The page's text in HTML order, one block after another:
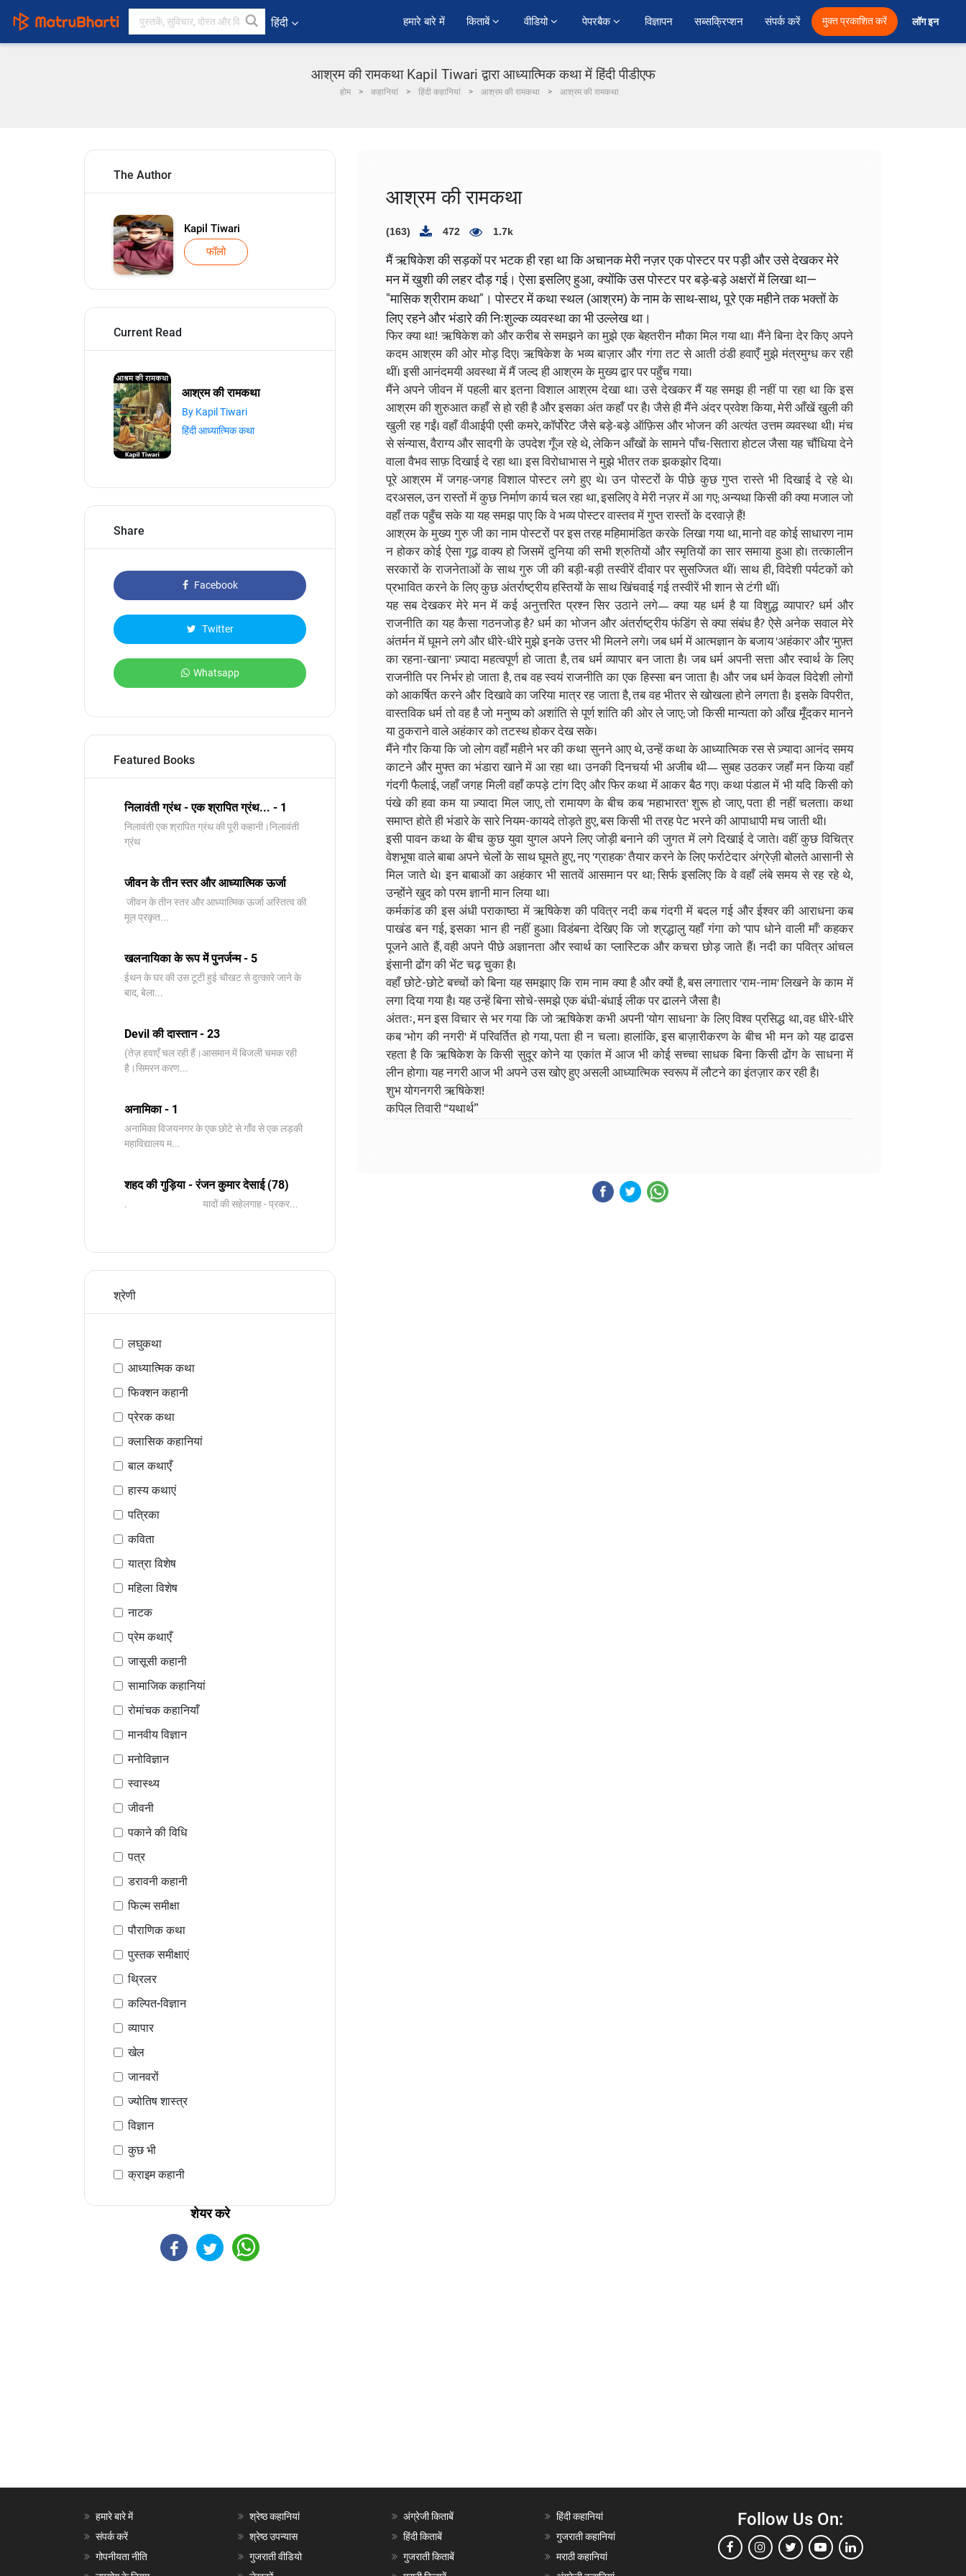
हिंदी हमारे बारे में किताबें वीडियो पेपरबैक विज्ञापन सब्सक्रिप्शन संपर्क करें मुक्त प्रकाशित करें लॉग इन
आश्रम की रामकथा Kapil Tiwari द्वारा आध्यात्मिक कथा में हिंदी पीडीएफ
होम कहानियां हिंदी कहानियां आश्रम की रामकथा आश्रम की रामकथा
The Author
Kapil Tiwari
फॉलो
Current Read
आश्रम की रामकथा
By Kapil Tiwari
हिंदी आध्यात्मिक कथा
Share
Facebook
Twitter
Whatsapp
Featured Books
निलावंती ग्रंथ - एक श्रापित ग्रंथ... - 1
निलावंती एक श्रापित ग्रंथ की पूरी कहानी।निलावंती
ग्रंथ
जीवन के तीन स्तर और आध्यात्मिक ऊर्जा
जीवन के तीन स्तर और आध्यात्मिक ऊर्जा अस्तित्व की
मूल प्रकृत...
खलनायिका के रूप में पुनर्जन्म - 5
ईथन के घर की उस टूटी हुई चौखट से दुत्कारे जाने के
बाद, बेला...
Devil की दास्तान - 23
(तेज़ हवाएँ चल रही हैं।आसमान में बिजली चमक रही
है।सिमरन करण...
अनामिका - 1
अनामिका विजयनगर के एक छोटे से गाँव से एक लड़की
महाविद्यालय म...
शहद की गुड़िया - रंजन कुमार देसाई (78)
. यादों की सहेलगाह - प्रकर...
श्रेणी
लघुकथा
आध्यात्मिक कथा
फिक्शन कहानी
प्रेरक कथा
क्लासिक कहानियां
बाल कथाएँ
हास्य कथाएं
पत्रिका
कविता
यात्रा विशेष
महिला विशेष
नाटक
प्रेम कथाएँ
जासूसी कहानी
सामाजिक कहानियां
रोमांचक कहानियाँ
मानवीय विज्ञान
मनोविज्ञान
स्वास्थ्य
जीवनी
पकाने की विधि
पत्र
डरावनी कहानी
फिल्म समीक्षा
पौराणिक कथा
पुस्तक समीक्षाएं
थ्रिलर
कल्पित-विज्ञान
व्यापार
खेल
जानवरों
ज्योतिष शास्त्र
विज्ञान
कुछ भी
क्राइम कहानी
शेयर करे
आश्रम की रामकथा
(163) 472 1.7k
मैं ऋषिकेश की सड़कों पर भटक ही रहा था कि अचानक मेरी नज़र एक पोस्टर पर पड़ी और उसे देखकर मेरे
मन में खुशी की लहर दौड़ गई। ऐसा इसलिए हुआ, क्योंकि उस पोस्टर पर बड़े-बड़े अक्षरों में लिखा था—
"मासिक श्रीराम कथा"। पोस्टर में कथा स्थल (आश्रम) के नाम के साथ-साथ, पूरे एक महीने तक भक्तों के
लिए रहने और भंडारे की निःशुल्क व्यवस्था का भी उल्लेख था।
फिर क्या था! ऋषिकेश को और करीब से समझने का मुझे एक बेहतरीन मौका मिल गया था। मैंने बिना देर किए अपने
कदम आश्रम की ओर मोड़ दिए। ऋषिकेश के भव्य बाज़ार और गंगा तट से आती ठंडी हवाएँ मुझे मंत्रमुग्ध कर रही
थीं। इसी आनंदमयी अवस्था में मैं जल्द ही आश्रम के मुख्य द्वार पर पहुँच गया।
मैंने अपने जीवन में पहली बार इतना विशाल आश्रम देखा था। उसे देखकर मैं यह समझ ही नहीं पा रहा था कि इस
आश्रम की शुरुआत कहाँ से हो रही है और इसका अंत कहाँ पर है। जैसे ही मैंने अंदर प्रवेश किया, मेरी आँखें खुली की
खुली रह गईं। वहाँ वीआईपी एसी कमरे, कॉर्पोरेट जैसे बड़े-बड़े ऑफ़िस और भोजन की अत्यंत उत्तम व्यवस्था थी। मंच
से संन्यास, वैराग्य और सादगी के उपदेश गूँज रहे थे, लेकिन आँखों के सामने पाँच-सितारा होटल जैसा यह चौंधिया देने
वाला वैभव साफ़ दिखाई दे रहा था। इस विरोधाभास ने मुझे भीतर तक झकझोर दिया।
पूरे आश्रम में जगह-जगह विशाल पोस्टर लगे हुए थे। उन पोस्टरों के पीछे कुछ गुप्त रास्ते भी दिखाई दे रहे थे।
दरअसल, उन रास्तों में कुछ निर्माण कार्य चल रहा था, इसलिए वे मेरी नज़र में आ गए; अन्यथा किसी की क्या मजाल जो
वहाँ तक पहुँच सके या यह समझ पाए कि वे भव्य पोस्टर वास्तव में गुप्त रास्तों के दरवाज़े हैं!
आश्रम के मुख्य गुरु जी का नाम पोस्टरों पर इस तरह महिमामंडित करके लिखा गया था, मानो वह कोई साधारण नाम
न होकर कोई ऐसा गूढ़ वाक्य हो जिसमें दुनिया की सभी श्रुतियों और स्मृतियों का सार समाया हुआ हो। तत्कालीन
सरकारों के राजनेताओं के साथ गुरु जी की बड़ी-बड़ी तस्वीरें दीवार पर सुसज्जित थीं। साथ ही, विदेशी पर्यटकों को
प्रभावित करने के लिए कुछ अंतर्राष्ट्रीय हस्तियों के साथ खिंचवाई गई तस्वीरें भी शान से टंगी थीं।
यह सब देखकर मेरे मन में कई अनुत्तरित प्रश्न सिर उठाने लगे— क्या यह धर्म है या विशुद्ध व्यापार? धर्म और
राजनीति का यह कैसा गठनजोड़ है? धर्म का भोजन और अंतर्राष्ट्रीय फंडिंग से क्या संबंध है? ऐसे अनेक सवाल मेरे
अंतर्मन में घूमने लगे और धीरे-धीरे मुझे इनके उत्तर भी मिलने लगे। जब धर्म में आत्मज्ञान के बजाय 'अहंकार' और 'मुफ़्त
का रहना-खाना' ज़्यादा महत्वपूर्ण हो जाता है, तब धर्म व्यापार बन जाता है। जब धर्म अपनी सत्ता और स्वार्थ के लिए
राजनीति पर निर्भर हो जाता है, तब वह स्वयं राजनीति का एक हिस्सा बन जाता है। और जब धर्म केवल विदेशी लोगों
को आकर्षित करने और दिखावे का जरिया मात्र रह जाता है, तब वह भीतर से खोखला होने लगता है। इसके विपरीत,
वास्तविक धर्म तो वह है जो मनुष्य को अशांति से पूर्ण शांति की ओर ले जाए; जो किसी मान्यता को आँख मूँदकर मानने
या ठुकराने वाले अहंकार को तटस्थ होकर देख सके।
मैंने गौर किया कि जो लोग वहाँ महीने भर की कथा सुनने आए थे, उन्हें कथा के आध्यात्मिक रस से ज़्यादा आनंद समय
काटने और मुफ्त का भंडारा खाने में आ रहा था। उनकी दिनचर्या भी अजीब थी— सुबह उठकर जहाँ मन किया वहाँ
गंदगी फैलाई, जहाँ जगह मिली वहाँ कपड़े टांग दिए और फिर कथा में आकर बैठ गए। कथा पंडाल में भी यदि किसी को
पंखे की हवा कम या ज़्यादा मिल जाए, तो रामायण के बीच कब 'महाभारत' शुरू हो जाए, पता ही नहीं चलता। कथा
समाप्त होते ही भंडारे के सारे नियम-कायदे तोड़ते हुए, बस किसी भी तरह पेट भरने की आपाधापी मच जाती थी।
इसी पावन कथा के बीच कुछ युवा युगल अपने लिए जोड़ी बनाने की जुगत में लगे दिखाई दे जाते। वहीं कुछ विचित्र
वेशभूषा वाले बाबा अपने चेलों के साथ घूमते हुए, नए 'ग्राहक' तैयार करने के लिए फर्राटेदार अंग्रेज़ी बोलते आसानी से
मिल जाते थे। इन बाबाओं का अहंकार भी सातवें आसमान पर था; सिर्फ इसलिए कि वे वहाँ लंबे समय से रह रहे थे,
उन्होंने खुद को परम ज्ञानी मान लिया था।
कर्मकांड की इस अंधी पराकाष्ठा में ऋषिकेश की पवित्र नदी कब गंदगी में बदल गई और ईश्वर की आराधना कब
पाखंड बन गई, इसका भान ही नहीं हुआ। विडंबना देखिए कि जो श्रद्धालु यहाँ गंगा को 'पाप धोने वाली माँ' कहकर
पूजने आते हैं, वही अपने पीछे अज्ञानता और स्वार्थ का प्लास्टिक और कचरा छोड़ जाते हैं। नदी का पवित्र आंचल
इंसानी ढोंग की भेंट चढ़ चुका है।
वहाँ छोटे-छोटे बच्चों को बिना यह समझाए कि राम नाम क्या है और क्यों है, बस लगातार 'राम-नाम' लिखने के काम में
लगा दिया गया है। यह उन्हें बिना सोचे-समझे एक बंधी-बंधाई लीक पर ढालने जैसा है।
अंततः, मन इस विचार से भर गया कि जो ऋषिकेश कभी अपनी 'योग साधना' के लिए विश्व प्रसिद्ध था, वह धीरे-धीरे
कब 'भोग की नगरी' में परिवर्तित हो गया, पता ही न चला। हालांकि, इस बाज़ारीकरण के बीच भी मन को यह ढाढस
रहता है कि ऋषिकेश के किसी सुदूर कोने या एकांत में आज भी कोई सच्चा साधक बिना किसी ढोंग के साधना में
लीन होगा। यह नगरी आज भी अपने उस खोए हुए असली आध्यात्मिक स्वरूप में लौटने का इंतज़ार कर रही है।
शुभ योगनगरी ऋषिकेश!
कपिल तिवारी “यथार्थ”
हमारे बारे में
संपर्क करें
गोपनीयता नीति
श्रेष्ठ कहानियां
श्रेष्ठ उपन्यास
गुजराती वीडियो
अंग्रेजी किताबें
हिंदी किताबें
गुजराती किताबें
हिंदी कहानियां
गुजराती कहानियां
मराठी कहानियां
Follow Us On: